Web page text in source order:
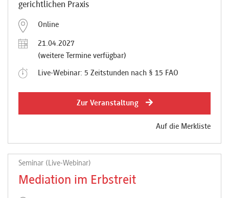
gerichtlichen Praxis
Online
21.04.2027
(weitere Termine verfügbar)
Live-Webinar: 5 Zeitstunden nach § 15 FAO
Zur Veranstaltung
Auf die Merkliste
Seminar (Live-Webinar)
Mediation im Erbstreit